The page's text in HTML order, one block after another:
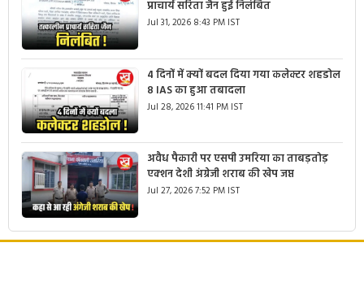
प्राचार्य सरिता जैन हुई निलंबित
Jul 31, 2026 8:43 PM IST
4 दिनों में क्यों बदल दिया गया कलेक्टर शहडोल
8 IAS का हुआ तबादला
Jul 28, 2026 11:41 PM IST
अवैध पैकारी पर एसपी उमरिया का ताबड़तोड़
एक्शन देशी अंग्रेजी शराब की खेप जप्त
Jul 27, 2026 7:52 PM IST